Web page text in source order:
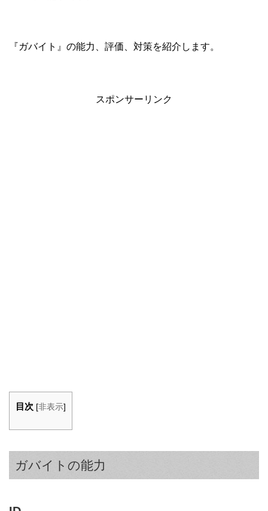
『ガバイト』の能力、評価、対策を紹介します。
スポンサーリンク
目次 [非表示]
ガバイトの能力